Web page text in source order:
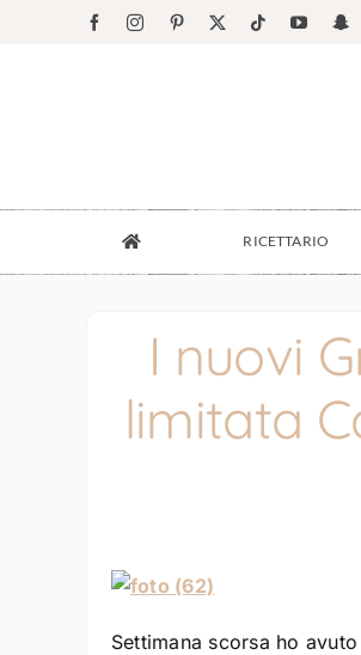
FacebookInstagramPinterest Tiktok
RICETTARIO
I nuovi
limitata
Settimana scorsa ho